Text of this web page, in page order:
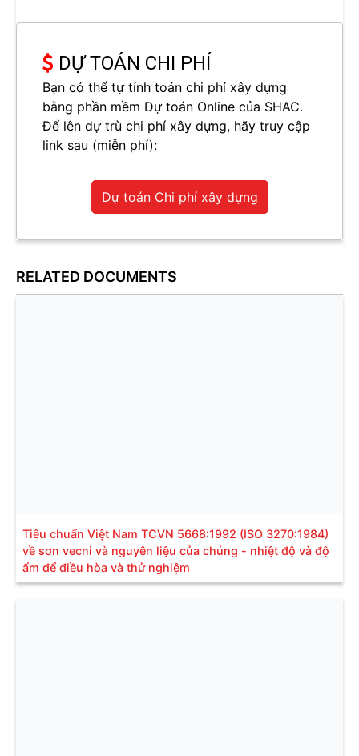
DỰ TOÁN CHI PHÍ
Bạn có thể tự tính toán chi phí xây dựng
bằng phần mềm Dự toán Online của SHAC.
Để lên dự trù chi phí xây dựng, hãy truy cập
link sau (miễn phí):
Dự toán Chi phí xây dựng
RELATED DOCUMENTS
Tiêu chuẩn Việt Nam TCVN 5668:1992 (ISO 3270:1984)
về sơn vecni và nguyên liệu của chúng - nhiệt độ và độ
ẩm để điều hòa và thử nghiệm